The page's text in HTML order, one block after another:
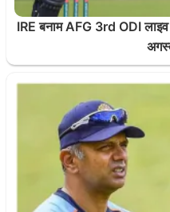
IRE बनाम AFG 3rd ODI